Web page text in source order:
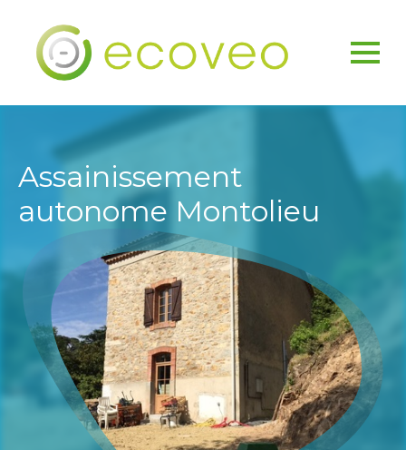
Assainissement
autonome Montolieu